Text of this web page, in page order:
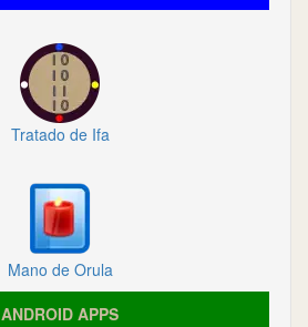
Tratado de Ifa
Mano de Orula
ANDROID APPS